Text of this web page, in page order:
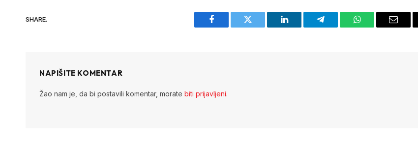
SHARE.
Facebook Twitter LinkedIn Telegram WhatsAppEmail
NAPIŠITE KOMENTAR
Žao nam je, da bi postavili komentar, morate biti prijavljeni.